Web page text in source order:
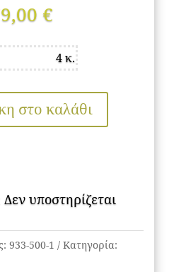
price
€.
€Η
τιμή
είναι:
79,00 €.
4 κ.
στο καλάθι
υποστηρίζεται
933-500-1
Κατηγορία: